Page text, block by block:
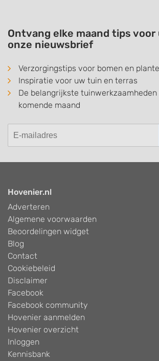
Ontvang elke maand tips voor
onze nieuwsbrief
Verzorgingstips voor bomen en
Inspiratie voor uw tuin en terras
De belangrijkste tuinwerkzaamheden
komende maand
Hovenier.nl
Adverteren
Algemene voorwaarden
Beoordelingen widget
Blog
Contact
Cookiebeleid
Disclaimer
Facebook
Facebook community
Hovenier aanmelden
Hovenier overzicht
Inloggen
Kennisbank